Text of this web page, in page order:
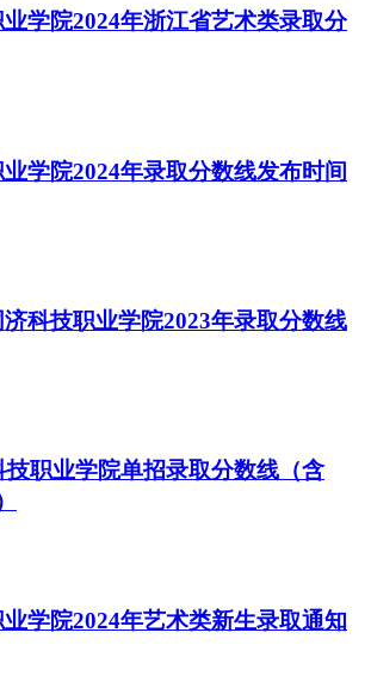
学院2024年浙江省艺术类录取分
学院2024年录取分数线发布时间
济科技职业学院2023年录取分数线
技职业学院单招录取分数线（含
学院2024年艺术类新生录取通知